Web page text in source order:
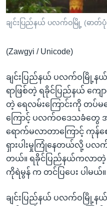
ကျော်
ကြည့်
ရှာဖွေ
နေရာ
သို့
ကျော်
ရန်
ချင်းပြည်နယ် ပလက်ဝမြို့ (ဓာတ်ပုံ -
(Zawgyi / Unicode)
ချင်းပြည်နယ် ပလက်ဝမြို့
ရာဖြစ်တဲ့ ရခိုင်ပြည်နယ် က
တဲ့ ရေလမ်းကြောင်းကို တပ်
ကြောင့် ပလက်ဝဒေသခံတွေ
ရောက်မလာတာကြောင့် ကုန်ဈ
ရှားပါးမှုကြုံနေတယ်လို့ ပလ
တယ်။ ရခိုင်ပြည်နယ်ကလာတဲ့
ကိုရဲမွန် က တင်ပြပေး ပါမယ်။
ချင်းပြည်နယ် ပလက်ဝမြို့